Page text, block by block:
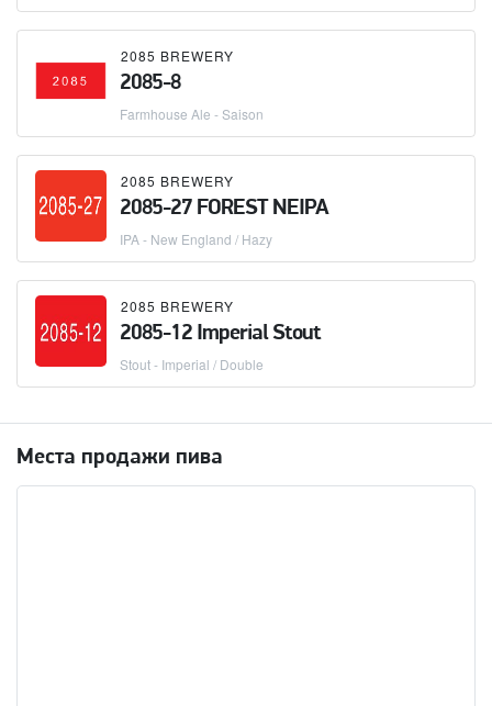
2085 BREWERY
2085-8
Farmhouse Ale - Saison
2085 BREWERY
2085-27 FOREST NEIPA
IPA - New England / Hazy
2085 BREWERY
2085-12 Imperial Stout
Stout - Imperial / Double
Места продажи пива